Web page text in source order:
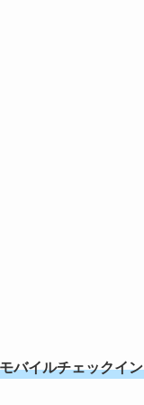
バイルチェックイン